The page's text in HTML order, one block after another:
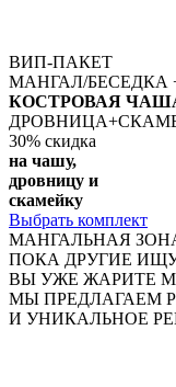
ВИП-ПАКЕТ
МАНГАЛ/БЕСЕДКА
КОСТРОВАЯ
30% скидка
на чашу,
дровницу и
скамейку
Выбрать комплект
МАНГАЛЬНАЯ
ПОКА ДРУГИЕ
ВЫ УЖЕ ЖАРИТЕ
МЫ ПРЕДЛАГАЕМ
И УНИКАЛЬНОЕ